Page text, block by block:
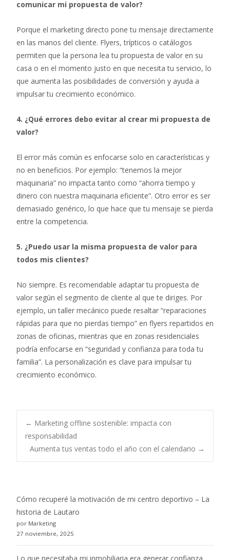
comunicar mi propuesta de valor?
Porque el marketing directo pone tu mensaje directamente
en las manos del cliente. Flyers, trípticos o catálogos
permiten que la persona lea tu propuesta de valor en su
casa o en el momento justo en que necesita tu servicio, lo
que aumenta las posibilidades de conversión y ayuda a
impulsar tu crecimiento económico.
4. ¿Qué errores debo evitar al crear mi propuesta de
valor?
El error más común es enfocarse solo en características y
no en beneficios. Por ejemplo: “tenemos la mejor
maquinaria” no impacta tanto como “ahorra tiempo y
dinero con nuestra maquinaria eficiente”. Otro error es ser
demasiado genérico, lo que hace que tu mensaje se pierda
entre la competencia.
5. ¿Puedo usar la misma propuesta de valor para
todos mis clientes?
No siempre. Es recomendable adaptar tu propuesta de
valor según el segmento de cliente al que te diriges. Por
ejemplo, un taller mecánico puede resaltar “reparaciones
rápidas para que no pierdas tiempo” en flyers repartidos en
zonas de oficinas, mientras que en zonas residenciales
podría enfocarse en “seguridad y confianza para toda tu
familia”. La personalización es clave para impulsar tu
crecimiento económico.
Post
navigation
← Marketing offline sostenible: impacta con
responsabilidad
Aumenta tus ventas todo el año con el calendario →
Cómo recuperé la motivación de mi centro deportivo – La
historia de Lautaro
por Marketing
27 noviembre, 2025
Lo que necesitaba mi inmobiliaria era generar confianza